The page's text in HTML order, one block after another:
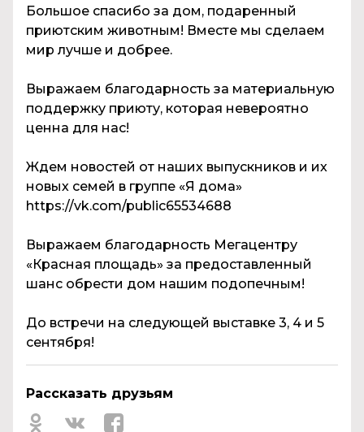
Большое спасибо за дом, подаренный
приютским животным! Вместе мы сделаем
мир лучше и добрее.
Выражаем благодарность за материальную
поддержку приюту, которая невероятно
ценна для нас!
Ждем новостей от наших выпускников и их
новых семей в группе «Я дома»
https://vk.com/public65534688
Выражаем благодарность Мегацентру
«Красная площадь» за предоставленный
шанс обрести дом нашим подопечным!
До встречи на следующей выставке 3, 4 и 5
сентября!
Рассказать друзьям